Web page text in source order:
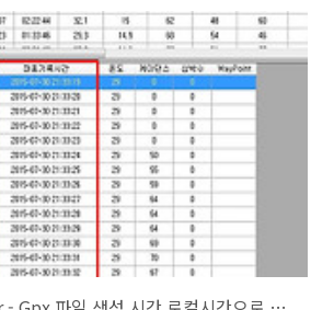
X 운동시간(분:Minute) 고도에 따라 칼로리 소모
는 평지를 기준으로 계산한다. 덧) 안드로이드에
싱에러 수정 2016-03-14 업데이트 :